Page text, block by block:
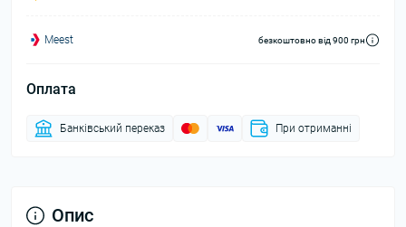
Meest безкоштовно від 900 грн
Оплата
Банківський переказ При отриманні
Опис